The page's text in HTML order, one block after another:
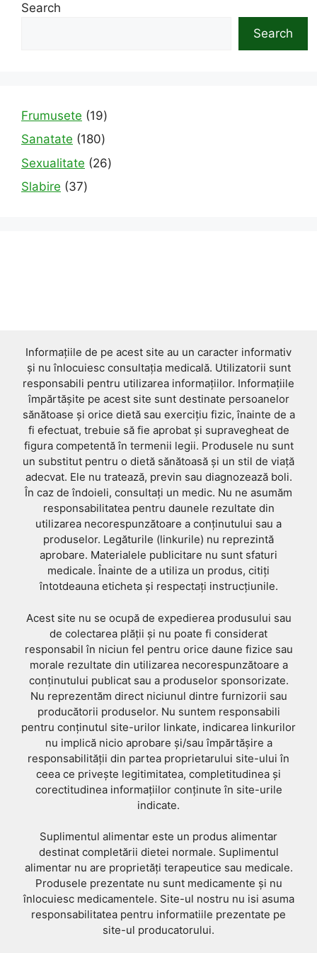
Search
Search
Frumusete 1919
products
Sanatate 180180
products
Sexualitate 2626
Slabire 3737
Informațiile de pe acest site au un caracter informativ
și nu înlocuiesc consultația medicală. Utilizatorii sunt
responsabili pentru utilizarea informațiilor. Informațiile
împărtășite pe acest site sunt destinate persoanelor
sănătoase și orice dietă sau exercițiu fizic, înainte de a
fi efectuat, trebuie să fie aprobat și supravegheat de
figura competentă în termenii legii. Produsele nu sunt
un substitut pentru o dietă sănătoasă și un stil de viață
adecvat. Ele nu tratează, previn sau diagnozează boli.
În caz de îndoieli, consultați un medic. Nu ne asumăm
responsabilitatea pentru daunele rezultate din
utilizarea necorespunzătoare a conținutului sau a
produselor. Legăturile (linkurile) nu reprezintă
aprobare. Materialele publicitare nu sunt sfaturi
medicale. Înainte de a utiliza un produs, citiți
întotdeauna eticheta și respectați instrucțiunile.
Acest site nu se ocupă de expedierea produsului sau
de colectarea plății și nu poate fi considerat
responsabil în niciun fel pentru orice daune fizice sau
morale rezultate din utilizarea necorespunzătoare a
conținutului publicat sau a produselor sponsorizate.
Nu reprezentăm direct niciunul dintre furnizorii sau
producătorii produselor. Nu suntem responsabili
pentru conținutul site-urilor linkate, indicarea linkurilor
nu implică nicio aprobare și/sau împărtășire a
responsabilității din partea proprietarului site-ului în
ceea ce privește legitimitatea, completitudinea și
corectitudinea informațiilor conținute în site-urile
indicate.
Suplimentul alimentar este un produs alimentar
destinat completării dietei normale. Suplimentul
alimentar nu are proprietăți terapeutice sau medicale.
Produsele prezentate nu sunt medicamente și nu
înlocuiesc medicamentele. Site-ul nostru nu isi asuma
responsabilitatea pentru informatiile prezentate pe
site-ul producatorului.